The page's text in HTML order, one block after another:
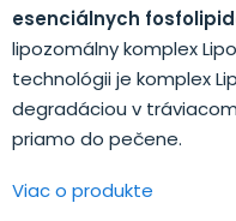
esenciálnych
lipozomálny komplex
technológii je komplex
degradáciou v
priamo do pečene.
Viac o produkte